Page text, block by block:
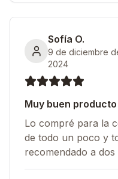
Sofía O.
9 de diciembre
2024
Muy buen producto
Lo compré para la
de todo un poco y
recomendado a